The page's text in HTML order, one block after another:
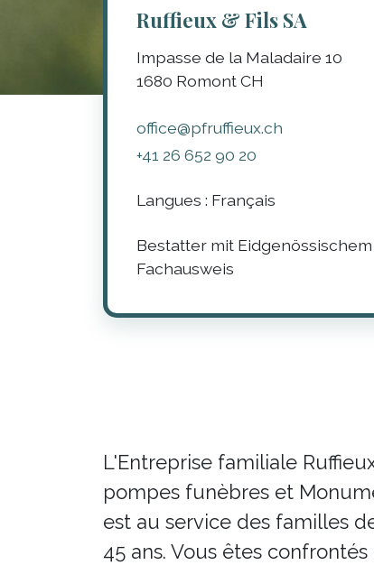
Ruffieux & Fils SA
Impasse de la Maladaire 10
1680 Romont CH
office@pfruffieux.ch
+41 26 652 90 20
Langues : Français
Bestatter mit Eidgenössischem
Fachausweis
L'Entreprise familiale
pompes funèbres et
est au service des familles
45 ans. Vous êtes